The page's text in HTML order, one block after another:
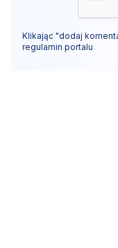
Klikając "dodaj
regulamin portalu